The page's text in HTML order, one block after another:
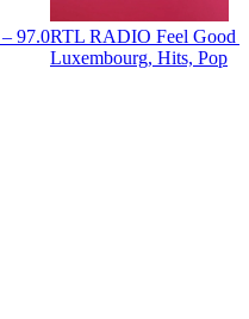
97.0RTL RADIO Feel Good
Luxembourg, Hits, Pop